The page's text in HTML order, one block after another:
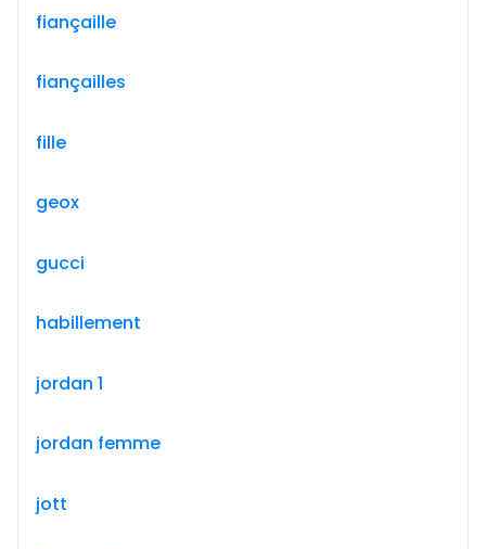
fiançaille
fiançailles
fille
geox
gucci
habillement
jordan 1
jordan femme
jott